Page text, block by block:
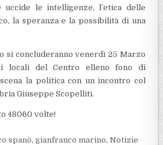
uccide le intelligenze, l’etica delle
la speranza e la possibilità di una
si concluderanno venerdì 25 Marzo
locali del Centro elleno fono di
la politica con un incontro col
Giuseppe Scopelliti.
48060 volte!
spanò,gianfranco marino,Notizie